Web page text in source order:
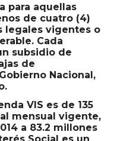
para aquellas
de cuatro (4)
legales vigentes o
Cada
subsidio de
de
Nacional,
VIS es de 135
mensual vigente,
a 83.2 millones